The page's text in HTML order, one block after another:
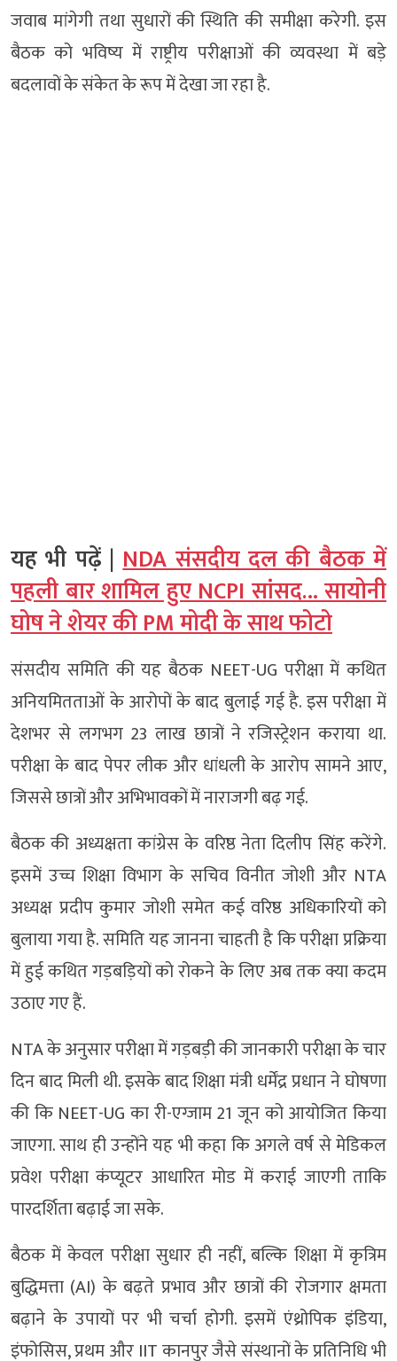
जवाब मांगेगी तथा सुधारों की स्थिति की समीक्षा करेगी. इस
बैठक को भविष्य में राष्ट्रीय परीक्षाओं की व्यवस्था में बड़े
बदलावों के संकेत के रूप में देखा जा रहा है.
यह भी पढ़ें |NDA संसदीय दल की बैठक में
पहली बार शामिल हुए NCPI सांसद… सायोनी
घोष ने शेयर की PM मोदी के साथ फोटो
संसदीय समिति की यह बैठक NEET-UG परीक्षा में कथित
अनियमितताओं के आरोपों के बाद बुलाई गई है. इस परीक्षा में
देशभर से लगभग 23 लाख छात्रों ने रजिस्ट्रेशन कराया था.
परीक्षा के बाद पेपर लीक और धांधली के आरोप सामने आए,
जिससे छात्रों और अभिभावकों में नाराजगी बढ़ गई.
बैठक की अध्यक्षता कांग्रेस के वरिष्ठ नेता दिलीप सिंह करेंगे.
इसमें उच्च शिक्षा विभाग के सचिव विनीत जोशी और NTA
अध्यक्ष प्रदीप कुमार जोशी समेत कई वरिष्ठ अधिकारियों को
बुलाया गया है. समिति यह जानना चाहती है कि परीक्षा प्रक्रिया
में हुई कथित गड़बड़ियों को रोकने के लिए अब तक क्या कदम
उठाए गए हैं.
NTA के अनुसार परीक्षा में गड़बड़ी की जानकारी परीक्षा के चार
दिन बाद मिली थी. इसके बाद शिक्षा मंत्री धर्मेंद्र प्रधान ने घोषणा
की कि NEET-UG का री-एग्जाम 21 जून को आयोजित किया
जाएगा. साथ ही उन्होंने यह भी कहा कि अगले वर्ष से मेडिकल
प्रवेश परीक्षा कंप्यूटर आधारित मोड में कराई जाएगी ताकि
पारदर्शिता बढ़ाई जा सके.
बैठक में केवल परीक्षा सुधार ही नहीं, बल्कि शिक्षा में कृत्रिम
बुद्धिमत्ता (AI) के बढ़ते प्रभाव और छात्रों की रोजगार क्षमता
बढ़ाने के उपायों पर भी चर्चा होगी. इसमें एंथ्रोपिक इंडिया,
इंफोसिस, प्रथम और IIT कानपुर जैसे संस्थानों के प्रतिनिधि भी